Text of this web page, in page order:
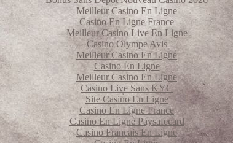
Meilleur Casino En Ligne
Casino En Ligne France
Meilleur Casino Live En Ligne
Casino Olympe Avis
Meilleur Casino En Ligne
Casino En Ligne
Meilleur Casino En Ligne
Casino Live Sans KYC
Site Casino En Ligne
Casino En Ligne France
Casino En Ligne Paysafecard
Casino Francais En Ligne